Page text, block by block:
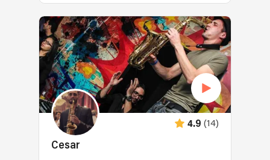
4.9 (14)
Cesar